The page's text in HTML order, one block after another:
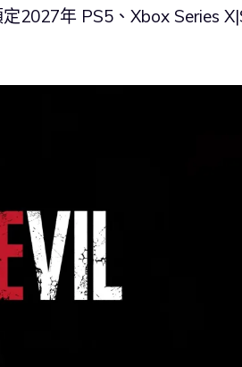
2027年 PS5、Xbox Series